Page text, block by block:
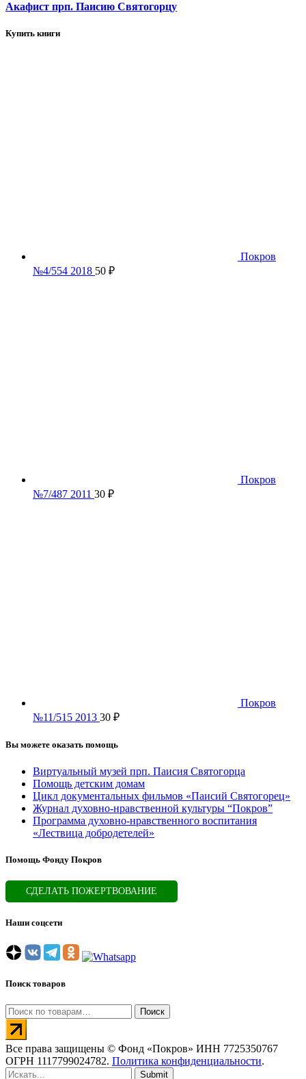
Акафист прп. Паисию Святогорцу
Купить книги
Покров
№4/554 2018 50 ₽
Покров
№7/487 2011 30 ₽
Покров
№11/515 2013 30 ₽
Вы можете оказать помощь
Виртуальный музей прп. Паисия Святогорца
Помощь детским домам
Цикл документальных фильмов «Паисий Святогорец»
Журнал духовно-нравственной культуры “Покров”
Программа духовно-нравственного воспитания
«Лествица добродетелей»
Помощь Фонду Покров
СДЕЛАТЬ ПОЖЕРТВОВАНИЕ
Наши соцсети
Поиск товаров
Искать: Поиск
Все права защищены © Фонд «Покров» ИНН 7725350767
ОГРН 1117799024782. Политика конфиденциальности.
Submit